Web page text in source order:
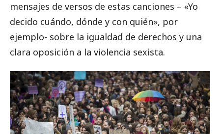
mensajes de versos de estas canciones – «Yo
decido cuándo, dónde y con quién», por
ejemplo- sobre la igualdad de derechos y una
clara oposición a la violencia sexista.